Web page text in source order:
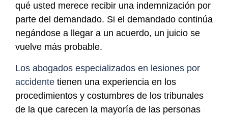
qué usted merece recibir una indemnización por
parte del demandado. Si el demandado continúa
negándose a llegar a un acuerdo, un juicio se
vuelve más probable.
Los abogados especializados en lesiones por
accidente tienen una experiencia en los
procedimientos y costumbres de los tribunales
de la que carecen la mayoría de las personas